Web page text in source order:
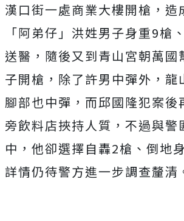
漢口街一處商業大樓開槍，造
「阿弟仔」洪姓男子身重9槍
送醫，隨後又到青山宮朝萬國
子開槍，除了許男中彈外，龍
腳部也中彈，而邱國隆犯案後
旁飲料店挾持人質，不過與警
中，他卻選擇自轟2槍、倒地
詳情仍待警方進一步調查釐清